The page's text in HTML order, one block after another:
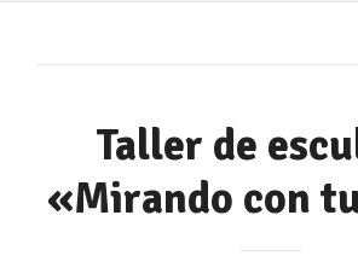
Taller de
«Mirando con